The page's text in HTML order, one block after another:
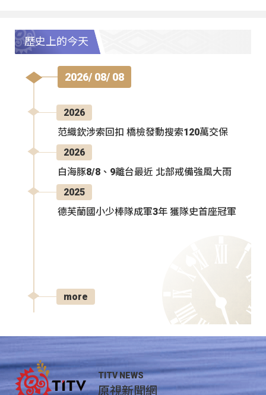
歷史上的今天
2026/ 08/ 08
2026
范織欽涉索回扣 橋檢發動搜索120萬交保
2026
白海豚8/8、9離台最近 北部戒備強風大雨
2025
德芙蘭國小少棒隊成軍3年 獲隊史首座冠軍
more
TITV NEWS
原視新聞網